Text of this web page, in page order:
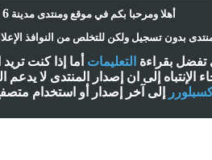
أهلا ومرحبا بكم في موقع ومنتدى مدينة6 أكتوبر
بدون تسجيل ولكن للتخلص من النوافذ
تفضل بقراءة التعليمات ما إذا كنت
الإنتباه إلى ان إصدار المنتدى لا يدعم
إلى آخر إصدار أو استخدام